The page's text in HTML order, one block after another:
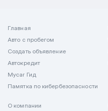
Главная
Авто с пробегом
Создать объявление
Автокредит
Mycar Гид
Памятка по кибербезопасности
О компании